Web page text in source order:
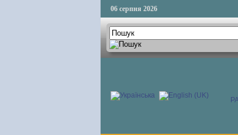
06 серпня 2026